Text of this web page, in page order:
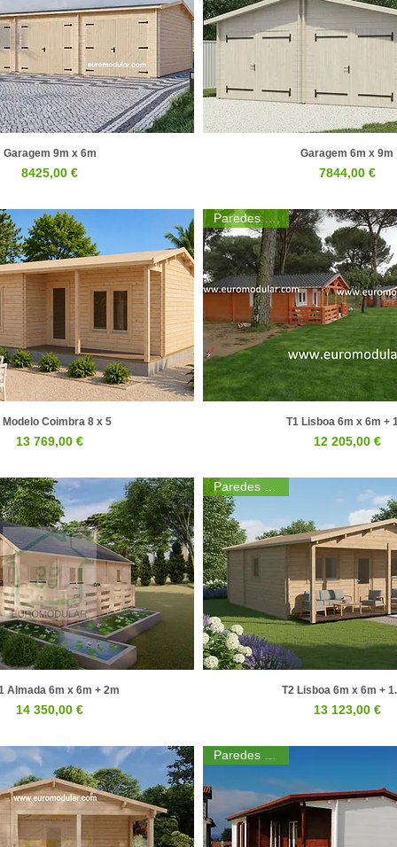
Visualização rápida
Garagem 9m x 6m
Preço
8425,00 €
Visualização rápida
Garagem 6m x 9m
Preço
7844,00 €
rápida
Modelo Coimbra 8 x 5
Preço
13 769,00 €
Visualização
Paredes 44mm
T1 Lisboa 6m x 6m +
Preço
12 205,00 €
rápida
Almada 6m x 6m + 2m
Preço
14 350,00 €
Visualização
T2 Lisboa 6m x 6m +
Preço
13 123,00 €